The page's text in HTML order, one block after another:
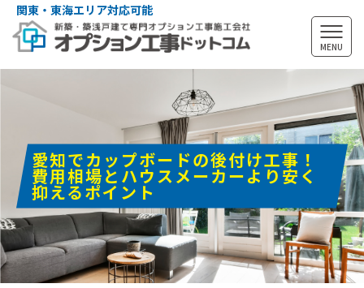
関東・東海エリア対応可能
MENU
愛知でカップボードの後付け工事！
費用相場とハウスメーカーより安く
抑えるポイント